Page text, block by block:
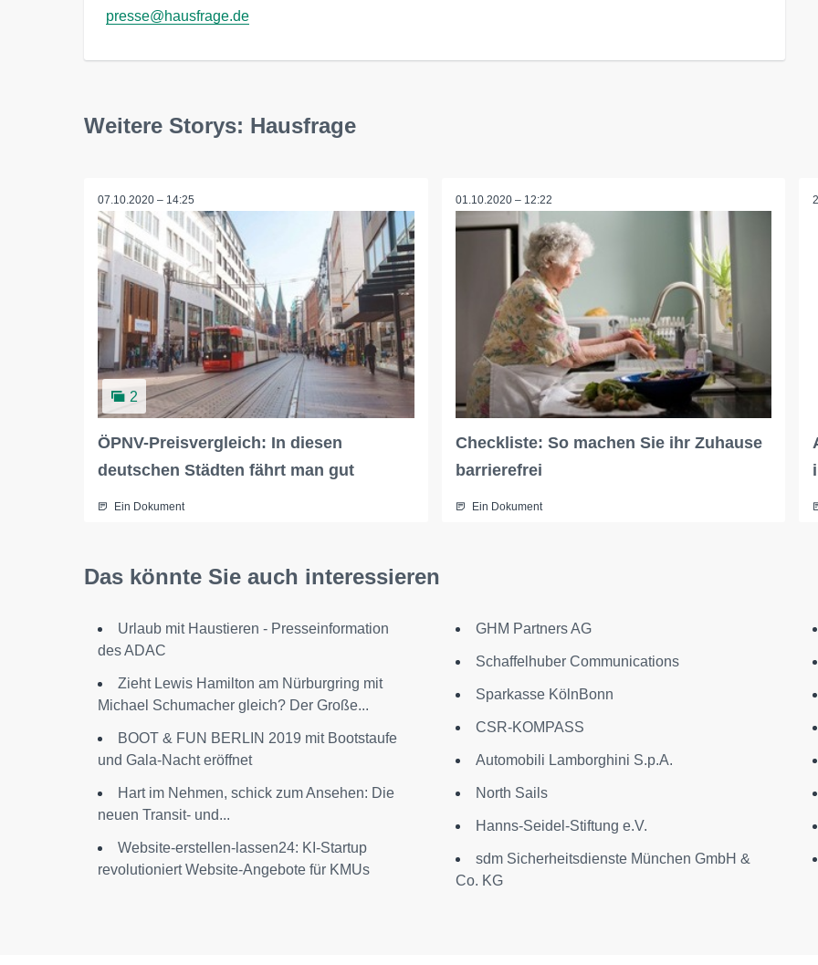
presse@hausfrage.de
Weitere Storys: Hausfrage
07.10.2020 – 14:25
2
ÖPNV-Preisvergleich: In diesen
deutschen Städten fährt man gut
Ein Dokument
01.10.2020 – 12:22
Checkliste: So machen Sie ihr Zuhause
barrierefrei
Ein Dokument
Das könnte Sie auch interessieren
Urlaub mit Haustieren - Presseinformation
des ADAC
Zieht Lewis Hamilton am Nürburgring mit
Michael Schumacher gleich? Der Große...
BOOT & FUN BERLIN 2019 mit Bootstaufe
und Gala-Nacht eröffnet
Hart im Nehmen, schick zum Ansehen: Die
neuen Transit- und...
Website-erstellen-lassen24: KI-Startup
revolutioniert Website-Angebote für KMUs
GHM Partners AG
Schaffelhuber Communications
Sparkasse KölnBonn
CSR-KOMPASS
Automobili Lamborghini S.p.A.
North Sails
Hanns-Seidel-Stiftung e.V.
sdm Sicherheitsdienste München GmbH &
Co. KG